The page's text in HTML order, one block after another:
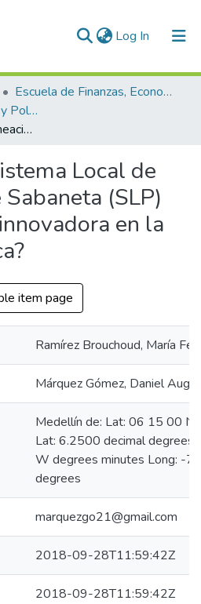
Log In (current)
Escuela de Finanzas, Economía y Gobierno
Maestría en Gobierno y Políticas Públicas (tesis)
Sistema Local de Planeación de Sabaneta (SLP) ¿una práctica innovadora en la gestión pública?
Local de
(SLP)
en la
item page
Ramírez Brouchoud, María
Márquez Gómez, Daniel
Medellín de: Lat: 06 15 00 N
Lat: 6.2500 decimal
W degrees minutes Long: -
degrees
marquezgo21@gmail.com
2018-09-28T11:59:42Z
2018-09-28T11:59:42Z